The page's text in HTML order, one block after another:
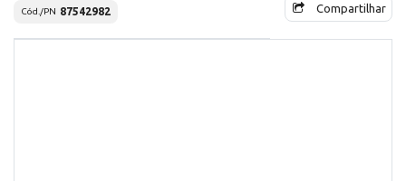
Cód./PN 87542982 Compartilhar